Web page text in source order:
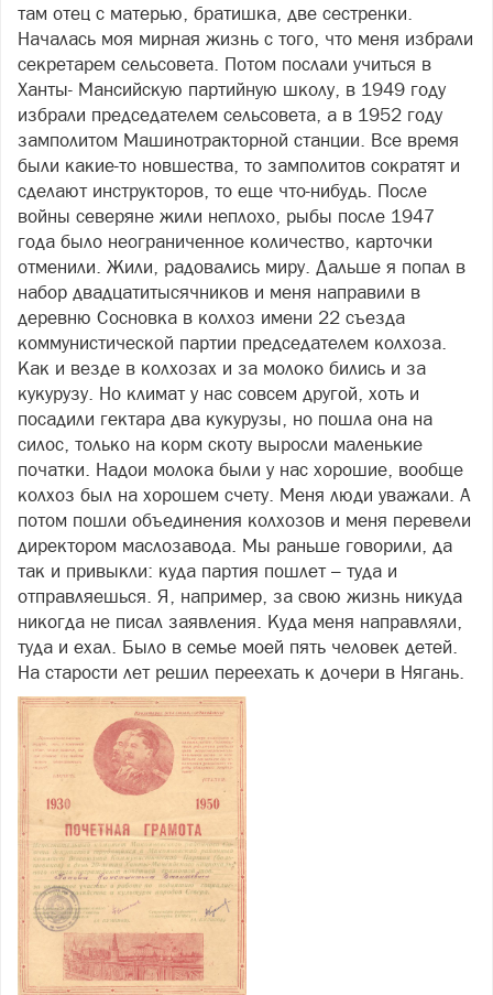
там отец с матерью, братишка, две сестренки.
Началась моя мирная жизнь с того, что меня избрали
секретарем сельсовета. Потом послали учиться в
Ханты- Мансийскую партийную школу, в 1949 году
избрали председателем сельсовета, а в 1952 году
замполитом Машинотракторной станции. Все время
были какие-то новшества, то замполитов сократят и
сделают инструкторов, то еще что-нибудь. После
войны северяне жили неплохо, рыбы после 1947
года было неограниченное количество, карточки
отменили. Жили, радовались миру. Дальше я попал в
набор двадцатитысячников и меня направили в
деревню Сосновка в колхоз имени 22 съезда
коммунистической партии председателем колхоза.
Как и везде в колхозах и за молоко бились и за
кукурузу. Но климат у нас совсем другой, хоть и
посадили гектара два кукурузы, но пошла она на
силос, только на корм скоту выросли маленькие
початки. Надои молока были у нас хорошие, вообще
колхоз был на хорошем счету. Меня люди уважали. А
потом пошли объединения колхозов и меня перевели
директором маслозавода. Мы раньше говорили, да
так и привыкли: куда партия пошлет – туда и
отправляешься. Я, например, за свою жизнь никуда
никогда не писал заявления. Куда меня направляли,
туда и ехал. Было в семье моей пять человек детей.
На старости лет решил переехать к дочери в Нягань.